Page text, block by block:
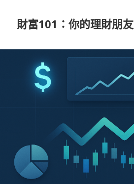
財富101：你的理財朋友